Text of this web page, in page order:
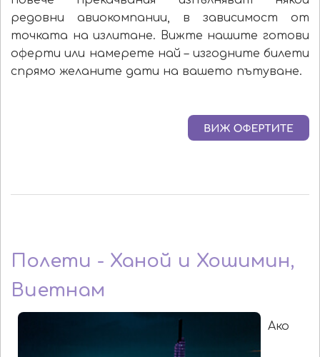
редовни авиокомпании, в зависимост от
точката на излитане. Вижте нашите готови
оферти или намерете най – изгодните билети
спрямо желаните дати на вашето пътуване.
Полети - Ханой и Хошимин,
Виетнам
Ако